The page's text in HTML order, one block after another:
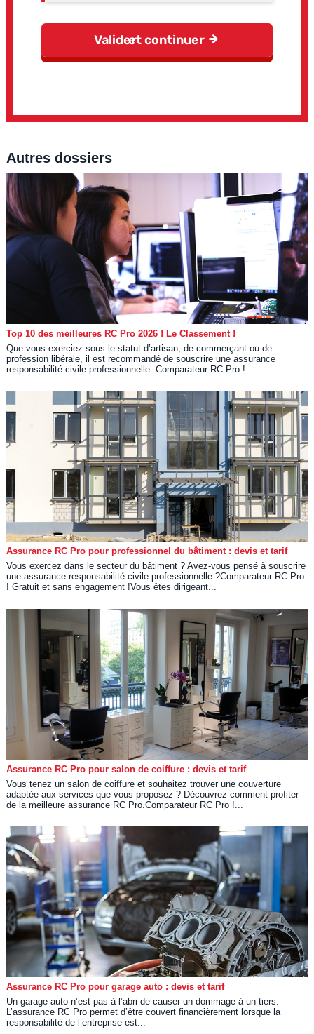
Autres dossiers
Top 10 des meilleures RC Pro 2026 ! Le Classement !
Que vous exerciez sous le statut d’artisan, de commerçant ou de
profession libérale, il est recommandé de souscrire une assurance
responsabilité civile professionnelle. Comparateur RC Pro !...
Assurance RC Pro pour professionnel du bâtiment : devis et tarif
Vous exercez dans le secteur du bâtiment ? Avez-vous pensé à souscrire
une assurance responsabilité civile professionnelle ?Comparateur RC Pro
! Gratuit et sans engagement !Vous êtes dirigeant...
Assurance RC Pro pour salon de coiffure : devis et tarif
Vous tenez un salon de coiffure et souhaitez trouver une couverture
adaptée aux services que vous proposez ? Découvrez comment profiter
de la meilleure assurance RC Pro.Comparateur RC Pro !...
Assurance RC Pro pour garage auto : devis et tarif
Un garage auto n’est pas à l’abri de causer un dommage à un tiers.
L’assurance RC Pro permet d’être couvert financièrement lorsque la
responsabilité de l’entreprise est...